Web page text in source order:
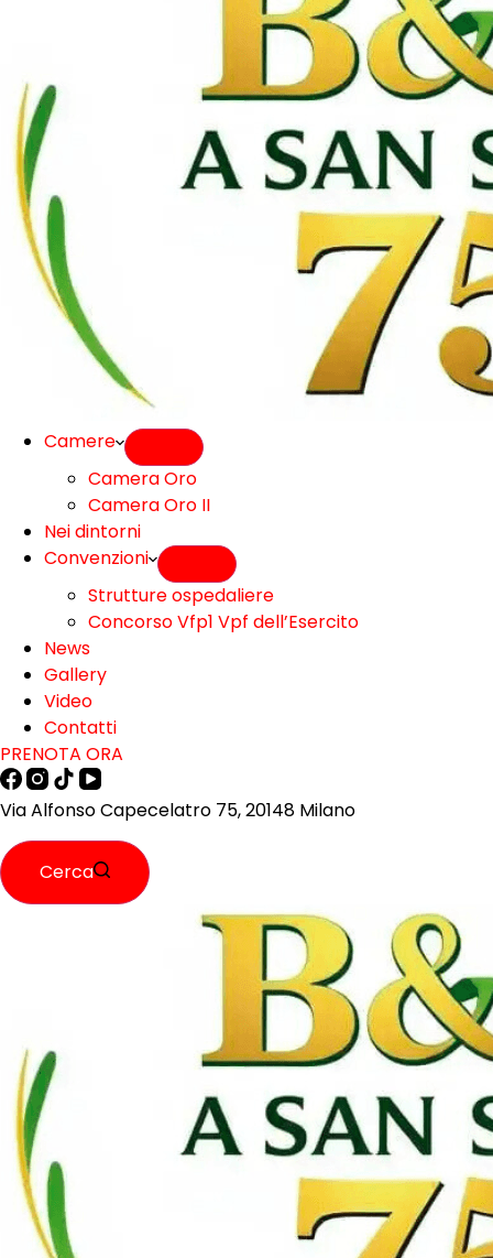
Camere
Camera Oro
Camera Oro II
Nei dintorni
Convenzioni
Strutture ospedaliere
Concorso Vfp1 Vpf dell’Esercito
News
Gallery
Video
Contatti
PRENOTA ORA
Via Alfonso Capecelatro 75, 20148 Milano
Cerca